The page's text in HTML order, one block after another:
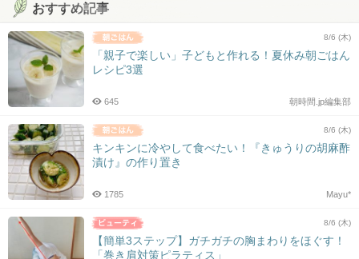
おすすめ記事
8/6 (木)
「親子で楽しい」子どもと作れる！夏休み朝ごはん
レシピ3選
朝時間.jp編集部
645
8/6 (木)
キンキンに冷やして食べたい！『きゅうりの胡麻酢
漬け』の作り置き
Mayu*
1785
8/6 (木)
【簡単3ステップ】ガチガチの胸まわりをほぐす！
「巻き肩対策ピラティス」